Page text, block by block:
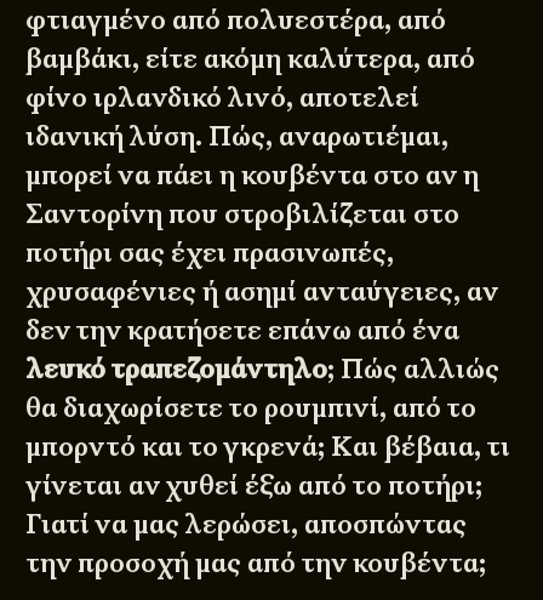
φτιαγμένο από πολυεστέρα, από
βαμβάκι, είτε ακόμη καλύτερα, από
φίνο ιρλανδικό λινό, αποτελεί
ιδανική λύση. Πώς, αναρωτιέμαι,
μπορεί να πάει η κουβέντα στο αν η
Σαντορίνη που στροβιλίζεται στο
ποτήρι σας έχει πρασινωπές,
χρυσαφένιες ή ασημί ανταύγειες, αν
δεν την κρατήσετε επάνω από ένα
λευκό τραπεζομάντηλο; Πώς αλλιώς
θα διαχωρίσετε το ρουμπινί, από το
μπορντό και το γκρενά; Και βέβαια, τι
γίνεται αν χυθεί έξω από το ποτήρι;
Γιατί να μας λερώσει, αποσπώντας
την προσοχή μας από την κουβέντα;